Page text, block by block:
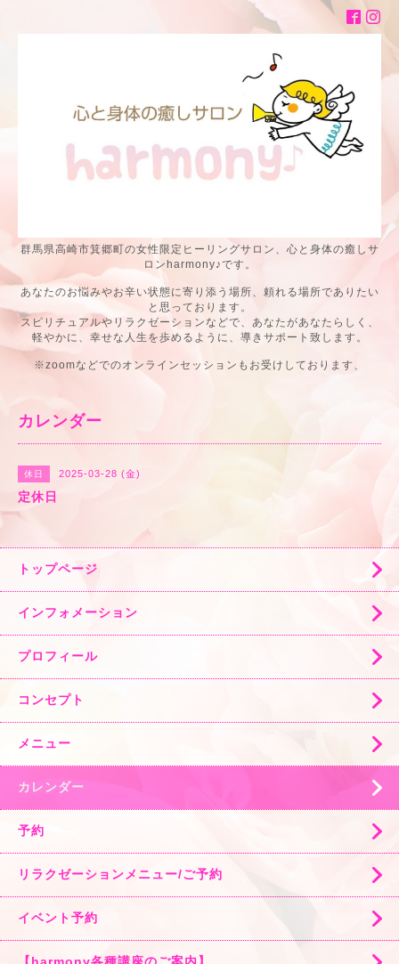
群馬県高崎市箕郷町の女性限定ヒーリングサロン、心と身体の癒しサ
ロンharmony♪です。
あなたのお悩みやお辛い状態に寄り添う場所、頼れる場所でありたい
と思っております。
スピリチュアルやリラクゼーションなどで、あなたがあなたらしく、
軽やかに、幸せな人生を歩めるように、導きサポート致します。
※zoomなどでのオンラインセッションもお受けしております、
カレンダー
休日 2025-03-28 (金)
定休日
トップページ
インフォメーション
プロフィール
コンセプト
メニュー
カレンダー
予約
リラクゼーションメニュー/ご予約
イベント予約